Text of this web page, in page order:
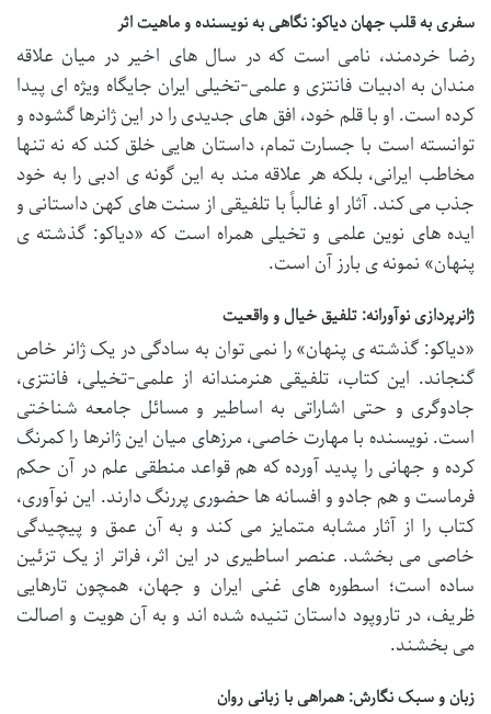
سفری به قلب جهان دیاکو: نگاهی به نویسنده و ماهیت اثر
رضا خردمند، نامی است که در سال های اخیر در میان علاقه
مندان به ادبیات فانتزی و علمی-تخیلی ایران جایگاه ویژه ای پیدا
کرده است. او با قلم خود، افق های جدیدی را در این ژانرها گشوده و
توانسته است با جسارت تمام، داستان هایی خلق کند که نه تنها
مخاطب ایرانی، بلکه هر علاقه مند به این گونه ی ادبی را به خود
جذب می کند. آثار او غالباً با تلفیقی از سنت های کهن داستانی و
ایده های نوین علمی و تخیلی همراه است که «دیاکو: گذشته ی
پنهان» نمونه ی بارز آن است.
ژانرپردازی نوآورانه: تلفیق خیال و واقعیت
«دیاکو: گذشته ی پنهان» را نمی توان به سادگی در یک ژانر خاص
گنجاند. این کتاب، تلفیقی هنرمندانه از علمی-تخیلی، فانتزی،
جادوگری و حتی اشاراتی به اساطیر و مسائل جامعه شناختی
است. نویسنده با مهارت خاصی، مرزهای میان این ژانرها را کمرنگ
کرده و جهانی را پدید آورده که هم قواعد منطقی علم در آن حکم
فرماست و هم جادو و افسانه ها حضوری پررنگ دارند. این نوآوری،
کتاب را از آثار مشابه متمایز می کند و به آن عمق و پیچیدگی
خاصی می بخشد. عنصر اساطیری در این اثر، فراتر از یک تزئین
ساده است؛ اسطوره های غنی ایران و جهان، همچون تارهایی
ظریف، در تاروپود داستان تنیده شده اند و به آن هویت و اصالت
می بخشند.
زبان و سبک نگارش: همراهی با زبانی روان